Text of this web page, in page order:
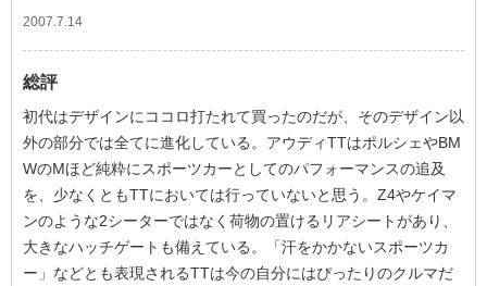
2007.7.14
総評
初代はデザインにココロ打たれて買ったのだが、そのデザイン以
外の部分では全てに進化している。アウディTTはポルシェやBM
WのMほど純粋にスポーツカーとしてのパフォーマンスの追及
を、少なくともTTにおいては行っていないと思う。Z4やケイマ
ンのような2シーターではなく荷物の置けるリアシートがあり、
大きなハッチゲートも備えている。「汗をかかないスポーツカ
ー」などとも表現されるTTは今の自分にはぴったりのクルマだ